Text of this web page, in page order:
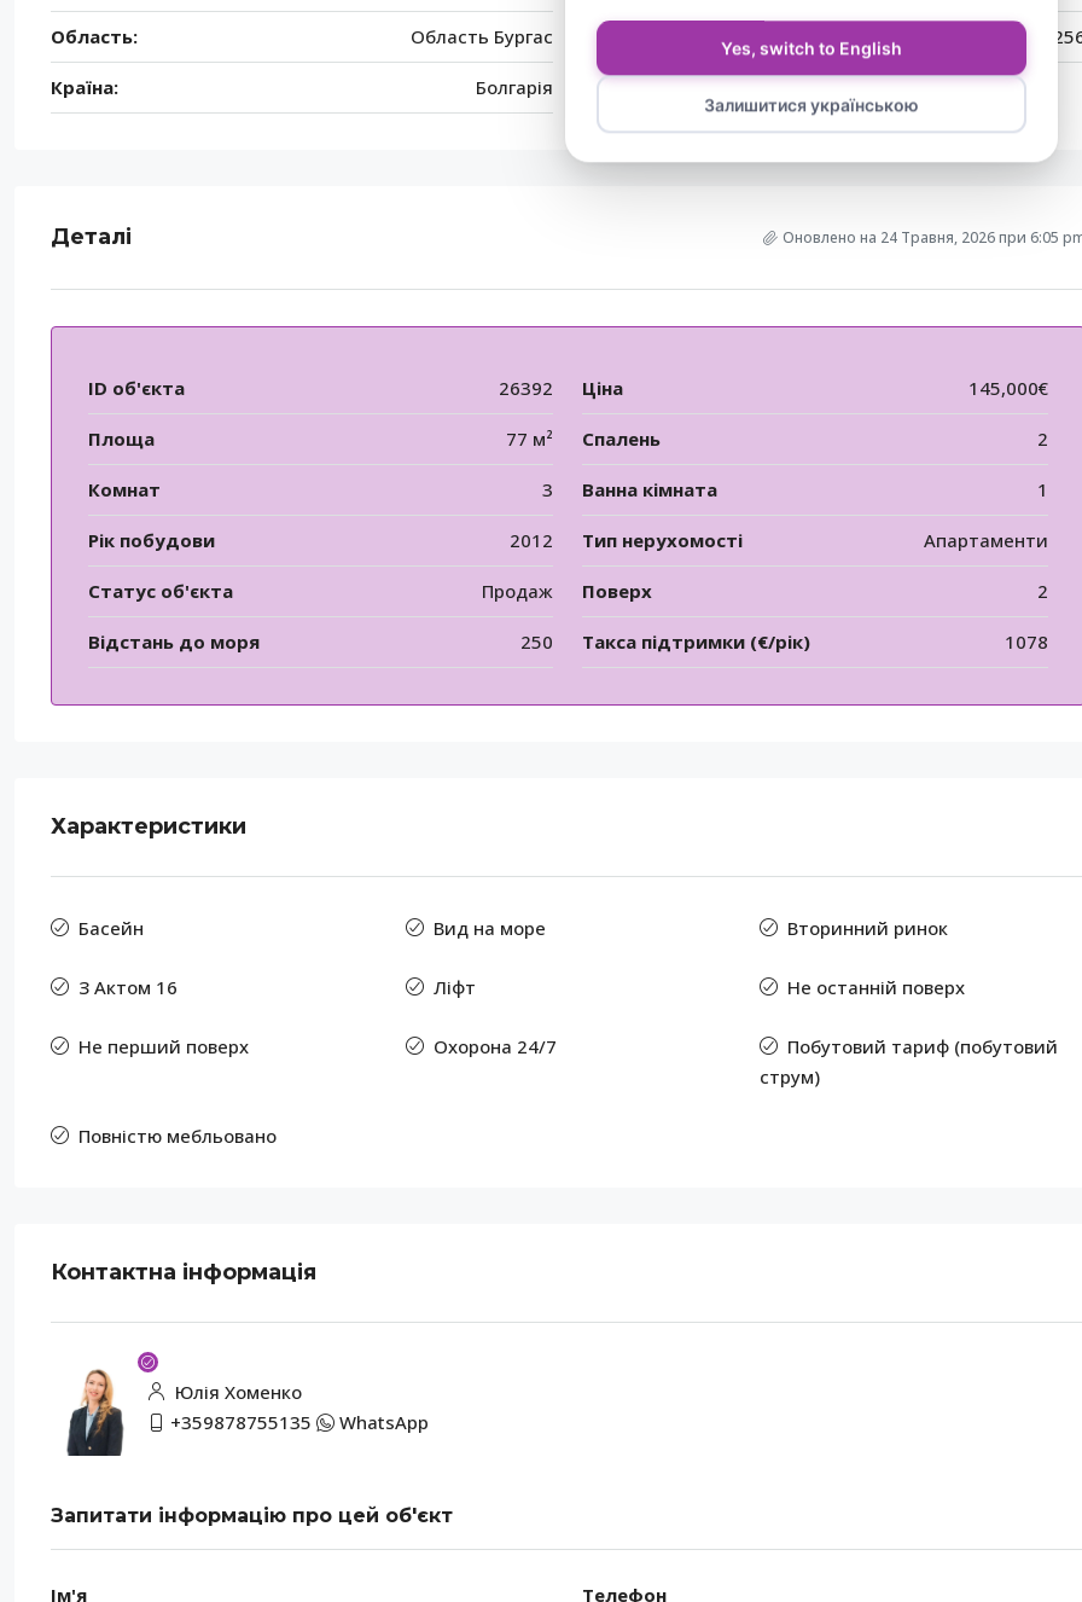
Область: Область Бургас Індекс:
Країна: Болгарія
Деталі Оновлено на 24 Травня, 2026 при 6:05
ID об'єкта 26392 Ціна 145,000€
Площа 77 м² Спалень 2
Комнат 3 Ванна кімната 1
Рік побудови 2012 Тип нерухомості Апартаменти
Статус об'єкта Продаж Поверх 2
Відстань до моря 250 Такса підтримки (€/рік) 1078
Характеристики
Басейн Вид на море Вторинний ринок
З Актом 16 Ліфт Не останній поверх
Не перший поверх Охорона 24/7
Побутовий тариф (побутовий
струм)
Повністю мебльовано
Контактна інформація
Юлія Хоменко
+359878755135
WhatsApp
Запитати інформацію про цей об'єкт
Ім'я Телефон
Yes, switch to English
Залишитися українською